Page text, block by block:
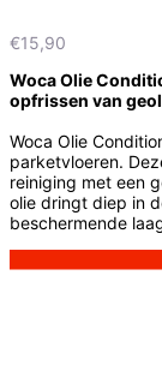
€15,90
Woca Olie
opfrissen van
Woca Olie
parketvloeren.
reiniging met een
olie dringt diep in
beschermende